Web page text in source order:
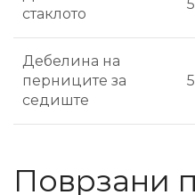
стаклото
Дебелина на
перниците за
седиште
Поврзани